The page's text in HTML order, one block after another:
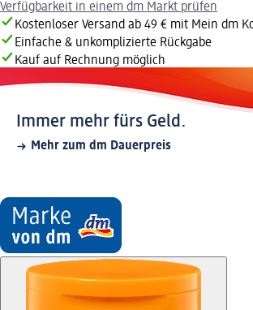
Verfügbarkeit in einem dm Markt prüfen
Kostenloser Versand ab 49 € mit Mein dm
Einfache & unkomplizierte Rückgabe
Kauf auf Rechnung möglich
Immer mehr fürs Geld.
Mehr zum dm Dauerpreis